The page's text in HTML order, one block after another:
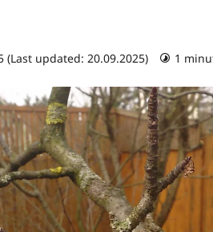
(Last updated: 20.09.2025) 1